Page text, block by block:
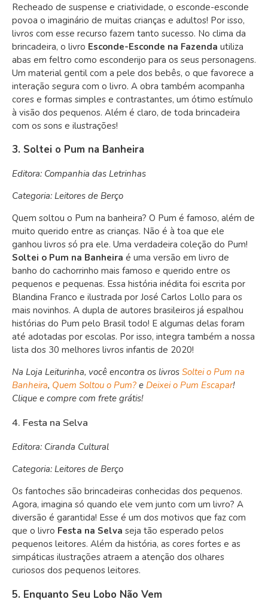
Recheado de suspense e criatividade, o esconde-esconde
povoa o imaginário de muitas crianças e adultos! Por isso,
livros com esse recurso fazem tanto sucesso. No clima da
brincadeira, o livro Esconde-Esconde na Fazenda utiliza
abas em feltro como esconderijo para os seus personagens.
Um material gentil com a pele dos bebês, o que favorece a
interação segura com o livro. A obra também acompanha
cores e formas simples e contrastantes, um ótimo estímulo
à visão dos pequenos. Além é claro, de toda brincadeira
com os sons e ilustrações!
3. Soltei o Pum na Banheira
Editora: Companhia das Letrinhas
Categoria: Leitores de Berço
Quem soltou o Pum na banheira? O Pum é famoso, além de
muito querido entre as crianças. Não é à toa que ele
ganhou livros só pra ele. Uma verdadeira coleção do Pum!
Soltei o Pum na Banheira é uma versão em livro de
banho do cachorrinho mais famoso e querido entre os
pequenos e pequenas. Essa história inédita foi escrita por
Blandina Franco e ilustrada por José Carlos Lollo para os
mais novinhos. A dupla de autores brasileiros já espalhou
histórias do Pum pelo Brasil todo! E algumas delas foram
até adotadas por escolas. Por isso, integra também a nossa
lista dos 30 melhores livros infantis de 2020!
Na Loja Leiturinha, você encontra os livros Soltei o Pum na
Banheira, Quem Soltou o Pum? e Deixei o Pum Escapar!
Clique e compre com frete grátis!
4. Festa na Selva
Editora: Ciranda Cultural
Categoria: Leitores de Berço
Os fantoches são brincadeiras conhecidas dos pequenos.
Agora, imagina só quando ele vem junto com um livro? A
diversão é garantida! Esse é um dos motivos que faz com
que o livro Festa na Selva seja tão esperado pelos
pequenos leitores. Além da história, as cores fortes e as
simpáticas ilustrações atraem a atenção dos olhares
curiosos dos pequenos leitores.
5. Enquanto Seu Lobo Não Vem